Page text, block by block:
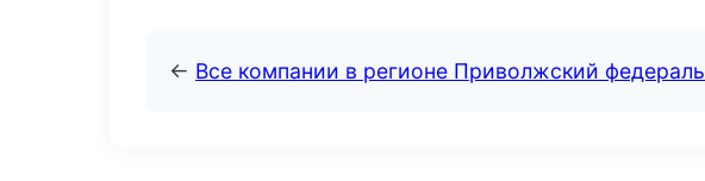
← Все компании в регионе Приволжский